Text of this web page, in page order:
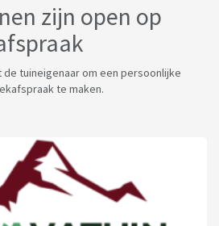
zijn open op
tuineigenaar om een persoonlijke
te maken.